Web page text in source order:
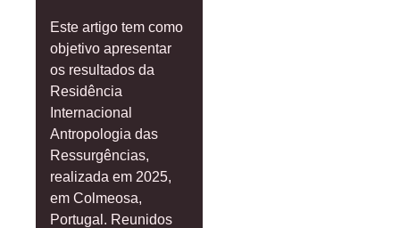
Este artigo tem como
objetivo apresentar
os resultados da
Residência
Internacional
Antropologia das
Ressurgências,
realizada em 2025,
em Colmeosa,
Portugal. Reunidos